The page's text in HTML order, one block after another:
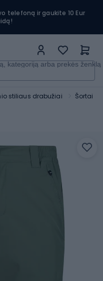
telefoną ir gaukite 10 Eur
kategoriją arba prekės ženklą
stiliaus drabužiai Šortai